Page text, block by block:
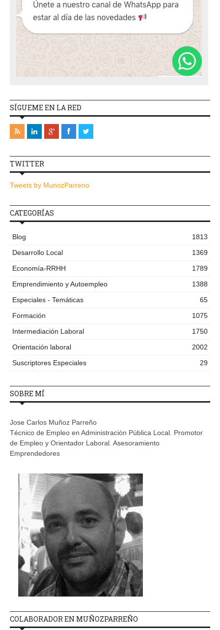
SÍGUEME EN LA RED
TWITTER
Tweets by MunozParreno
CATEGORÍAS
Blog
1813
Desarrollo Local
1369
Economía-RRHH
1789
Emprendimiento y Autoempleo
1388
Especiales - Temáticas
65
Formación
1075
Intermediación Laboral
1750
Orientación laboral
2002
Suscriptores Especiales
29
SOBRE MÍ
Jose Carlos Muñoz Parreño
Técnico de Empleo en Administración Pública Local. Promotor
de Empleo y Orientador Laboral. Asesoramiento
Emprendedores
COLABORADOR EN MUÑOZPARREÑO